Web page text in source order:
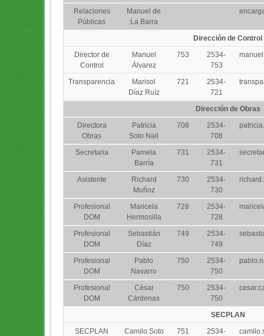
Relaciones
Públicas
Manuel de
La Barra
Dirección de Control
Director de
Control
Manuel
Álvarez
753
2534-
753
Transparencia
Marisol
Díaz Ruíz
721
2534-
721
Dirección de Obras
Directora
Obras
Patricia
Soto Nail
708
2534-
708
Secretaria
Pamela
Barría
731
2534-
731
Asistente
Richard
Muñoz
730
2534-
730
Profesional
DOM
Maricela
Hermosilla
728
2534-
728
Profesional
DOM
Sebastián
Díaz
749
2534-
749
Profesional
DOM
Pablo
Navarro
750
2534-
750
Profesional
DOM
César
Cárdenas
750
2534-
750
SECPLAN
SECPLAN
Camilo Soto
751
2534-